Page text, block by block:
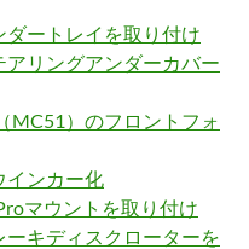
ダートレイを取り付け
アリングアンダーカバー
MC51）のフロントフォ
インカー化
マウントを取り付け
ーキディスクローターを